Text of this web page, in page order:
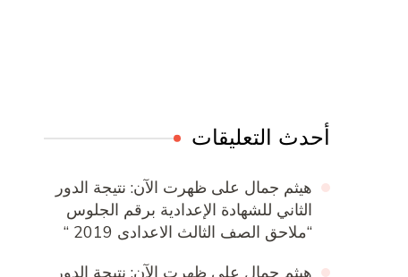
أحدث التعليقات
هيثم جمال على ظهرت الآن: نتيجة الدور
الثاني للشهادة الإعدادية برقم الجلوس
“ملاحق الصف الثالث الاعدادى 2019 “
هيثم جمال على ظهرت الآن: نتيجة الدور